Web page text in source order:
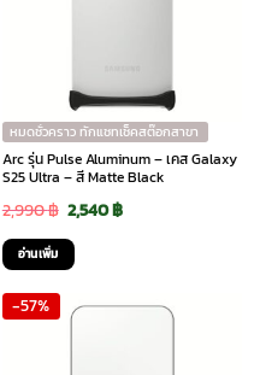
หมดชั่วคราว ทักแชทเช็คสต๊อกสาขา
Arc รุ่น Pulse Aluminum – เคส Galaxy
S25 Ultra – สี Matte Black
2,990฿ Original
price
was:
2,990 ฿.
2,540฿Current
2,540 ฿.
อ่านเพิ่ม
-57%